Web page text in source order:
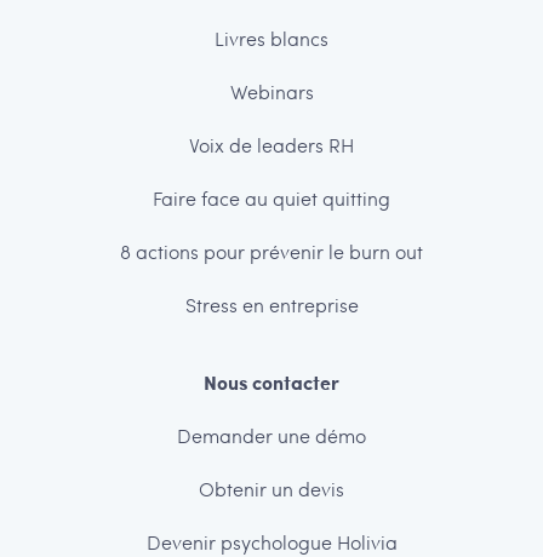
Livres blancs
Webinars
Voix de leaders RH
Faire face au quiet quitting
8 actions pour prévenir le burn out
Stress en entreprise
Nous contacter
Demander une démo
Obtenir un devis
Devenir psychologue Holivia